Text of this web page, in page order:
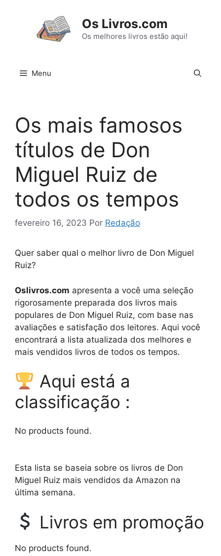
Os Livros.com
Os melhores livros estão aqui!
Menu
Os mais famosos
títulos de Don
Miguel Ruiz de
todos os tempos
fevereiro 16, 2023 Por Redação
Quer saber qual o melhor livro de Don Miguel
Ruiz?
Oslivros.com apresenta a você uma seleção
rigorosamente preparada dos livros mais
populares de Don Miguel Ruiz, com base nas
avaliações e satisfação dos leitores. Aqui você
encontrará a lista atualizada dos melhores e
mais vendidos livros de todos os tempos.
Aqui está a
classificação :
No products found.
Esta lista se baseia sobre os livros de Don
Miguel Ruiz mais vendidos da Amazon na
última semana.
Livros em promoção
No products found.